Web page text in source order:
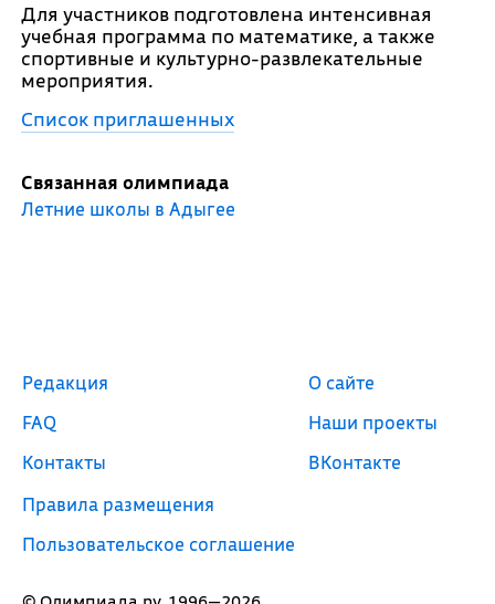
Для участников подготовлена интенсивная
учебная программа по математике, а также
спортивные и культурно-развлекательные
мероприятия.
Список приглашенных
Связанная олимпиада
Летние школы в Адыгее
Редакция
FAQ
Контакты
Правила размещения
Пользовательское соглашение
О сайте
Наши проекты
ВКонтакте